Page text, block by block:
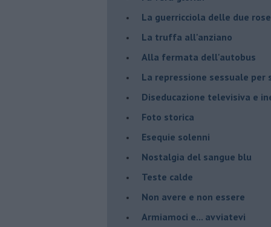
La guerricciola delle due rose
La truffa all'anziano
Alla fermata dell'autobus
La repressione sessuale per
Diseducazione televisiva e
Foto storica
Esequie solenni
Nostalgia del sangue blu
Teste calde
Non avere e non essere
Armiamoci e... avviatevi